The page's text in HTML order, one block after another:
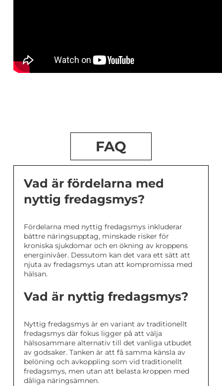
FAQ
Vad är fördelarna med
nyttig fredagsmys?
Fördelarna med nyttig fredagsmys inkluderar
bättre näringsupptag, minskade risker för
kroniska sjukdomar och en ökning av kroppens
energinivåer. Dessutom kan det vara ett sätt att
njuta av fredagsmys utan att kompromissa med
hälsan.
Vad är nyttig fredagsmys?
Nyttig fredagsmys är en variant av traditionellt
fredagsmys där fokus ligger på att välja
hälsosammare alternativ till det vanliga utbudet
av godsaker. Tanken är att få samma känsla av
belöning och avkoppling som vid traditionellt
fredagsmys, men utan att belasta kroppen med
dåliga näringsämnen.